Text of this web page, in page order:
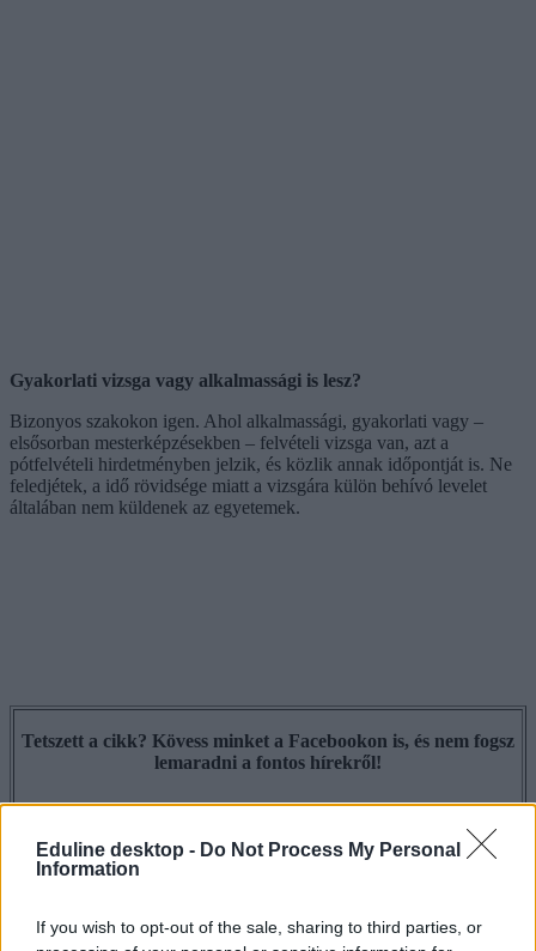
Eduline desktop - Do Not Process My Personal
Information
If you wish to opt-out of the sale, sharing to third parties, or
Gyakorlati vizsga vagy alkalmassági is lesz?
Bizonyos szakokon igen. Ahol alkalmassági, gyakorlati vagy –
elsősorban mesterképzésekben – felvételi vizsga van, azt a
pótfelvételi hirdetményben jelzik, és közlik annak időpontját is. Ne
feledjétek, a idő rövidsége miatt a vizsgára külön behívó levelet
általában nem küldenek az egyetemek.
Tetszett a cikk? Kövess minket a Facebookon is, és nem fogsz
lemaradni a fontos hírekről!